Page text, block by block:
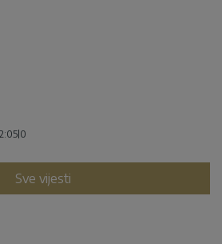
0
Sve vijesti